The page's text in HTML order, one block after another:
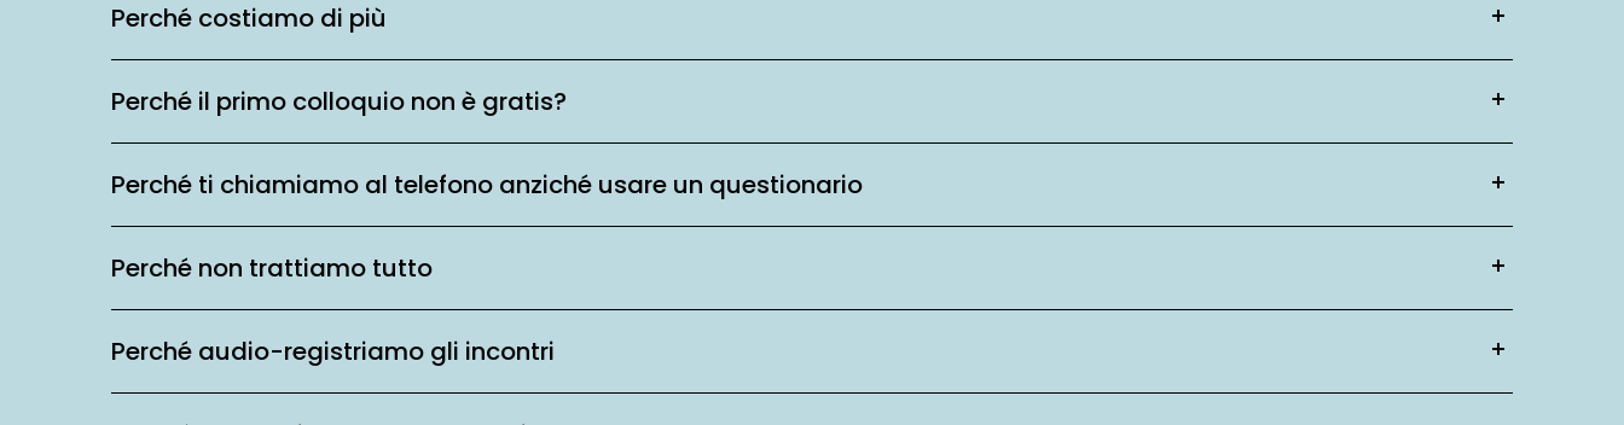
Perché costiamo di più
Perché il primo colloquio non è gratis?
Perché ti chiamiamo al telefono anziché usare un questionario
Perché non trattiamo tutto
Perché audio-registriamo gli incontri